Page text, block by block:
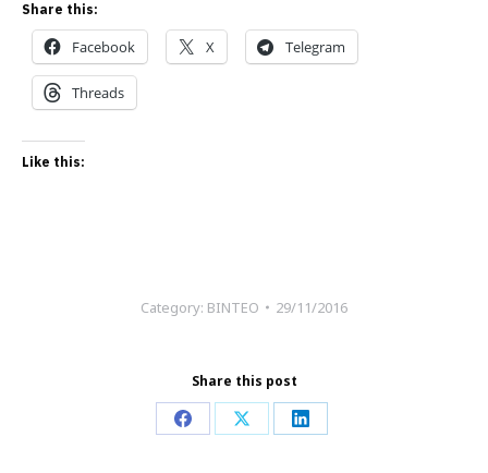
Share this:
Facebook X Telegram
Threads
Like this:
Category: ΒΙΝΤΕΟ 29/11/2016
Share this post
Share Share Share